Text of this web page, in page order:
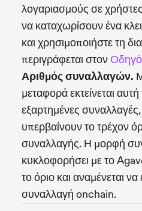
λογαριασμούς σε
να καταχωρίσουν ένα
και χρησιμοποιήστε τη
περιγράφεται στον
Αριθμός συναλλαγών.
μεταφορά εκτείνεται
εξαρτημένες συναλλαγές,
υπερβαίνουν το τρέχον
συναλλαγής. Η μορφή
κυκλοφορήσει με το
το όριο και αναμένεται να
συναλλαγή onchain.